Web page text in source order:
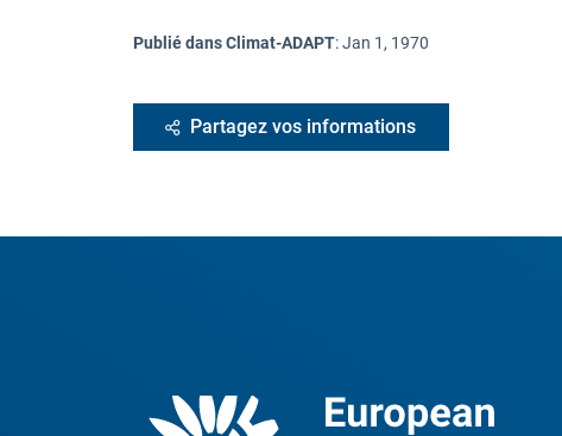
Publié dans Climat-ADAPT:Jan 1, 1970
Partagez vos informations